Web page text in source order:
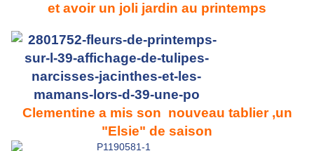
et avoir un joli jardin au printemps
Clementine a mis son nouveau tablier ,un
"Elsie" de saison